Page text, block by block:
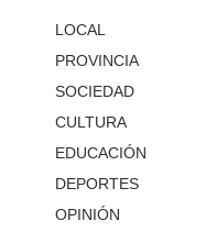
LOCAL
PROVINCIA
SOCIEDAD
CULTURA
EDUCACIÓN
DEPORTES
OPINIÓN